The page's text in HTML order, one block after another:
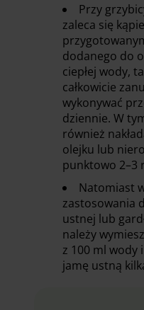
Przy
zaleca się
dodanego do
ciepłej wody,
całkowicie
wykonywać
dziennie. W
również
olejku lub
punktowo 2–3
Natomiast
zastosowania
ustnej lub
należy
z 100 ml wody
jamę ustną